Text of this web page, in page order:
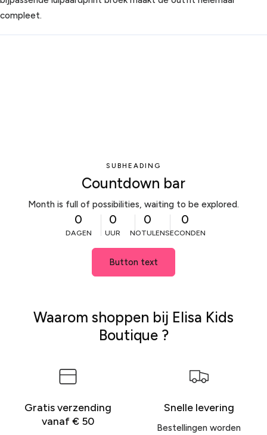
compleet.
SUBHEADING
Countdown bar
Month is full of possibilities, waiting to be explored.
0
DAGEN
0
UUR
0
NOTULEN
0
SECONDEN
Button text
Waarom shoppen bij Elisa Kids
Boutique ?
Gratis verzending
vanaf € 50
Snelle levering
Bestellingen worden